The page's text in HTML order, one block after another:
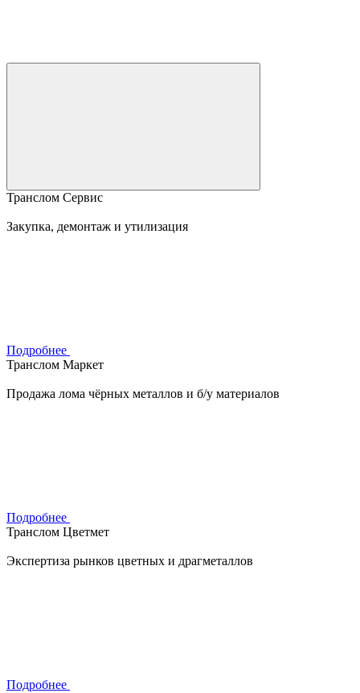
Транслом Сервис
Закупка, демонтаж и утилизация
Подробнее
Транслом Маркет
Продажа лома чёрных металлов и б/у материалов
Подробнее
Транслом Цветмет
Экспертиза рынков цветных и драгметаллов
Подробнее